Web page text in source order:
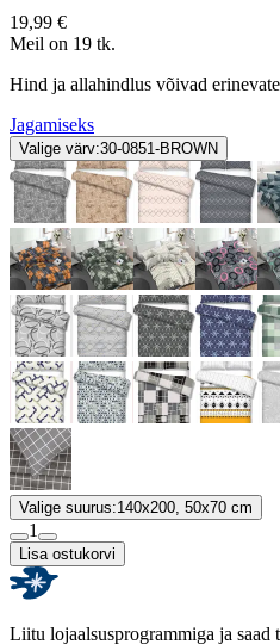
19,99 €
Meil on 19 tk.
Hind ja allahindlus võivad
Jagamiseks
Valige värv:30-0851-BROWN
Valige suurus:140x200, 50x70 cm
1
Lisa ostukorvi
Liitu lojaalsusprogrammiga ja saad